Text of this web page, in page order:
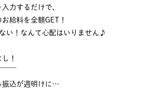
力するだけで、
給料を全額GET！
い！なんて心配はいりません♪
！
振込が週明けに…